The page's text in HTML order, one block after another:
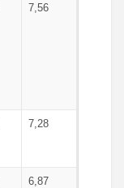
7,56
7,28
6,87